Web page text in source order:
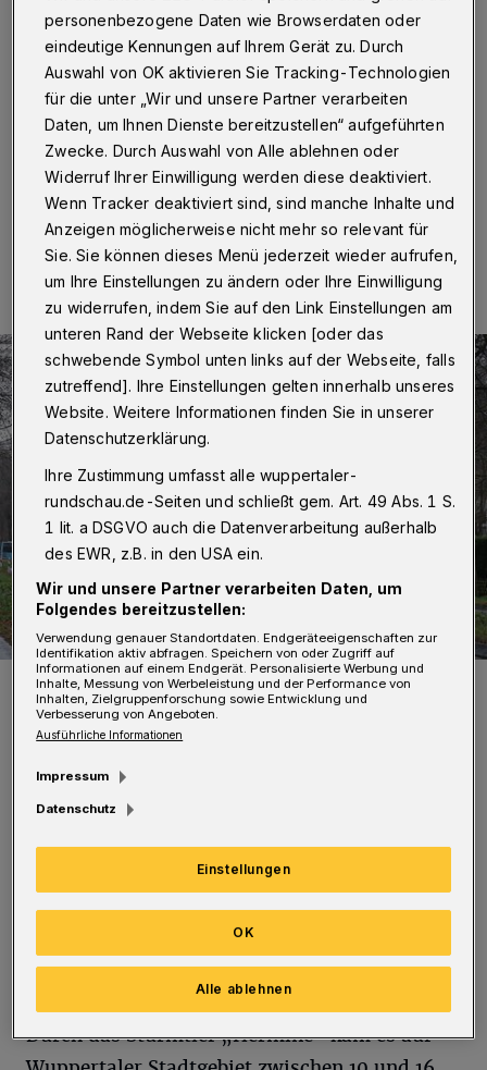
Wuppertal· Am Sonntagnachmittag (27. Dezember
2020) musste die Parkstraße in Ronsdorf für rund eine
Stunde voll gesperrt werden. Kurz vor bzw. hinter dem
TSV-Sportplatz drohte ein Baum auf die Fahrbahn zu
stürzen.
27.12.2020 , 16:48 Uhr Eine Minute Lesezeit
Einsatz auf den Südhöhen.
Foto: Christoph Petersen
Ein großer Ast war bereits auf eine
Stromleitung gefallen. Der Löschzug
Hahnerberg der Freiwilligen Feuerwehr
beseitigte die Gefahr mit Hilfe einer
Drehleiter.
Durch das Sturmtief „Hermine“ kam es auf
personenbezogene Daten wie Browserdaten oder
eindeutige Kennungen auf Ihrem Gerät zu. Durch
Auswahl von OK aktivieren Sie Tracking-Technologien
für die unter „Wir und unsere Partner verarbeiten
Daten, um Ihnen Dienste bereitzustellen“ aufgeführten
Zwecke. Durch Auswahl von Alle ablehnen oder
Widerruf Ihrer Einwilligung werden diese deaktiviert.
Wenn Tracker deaktiviert sind, sind manche Inhalte und
Anzeigen möglicherweise nicht mehr so relevant für
Sie. Sie können dieses Menü jederzeit wieder aufrufen,
um Ihre Einstellungen zu ändern oder Ihre Einwilligung
zu widerrufen, indem Sie auf den Link Einstellungen am
unteren Rand der Webseite klicken [oder das
schwebende Symbol unten links auf der Webseite, falls
zutreffend]. Ihre Einstellungen gelten innerhalb unseres
Website. Weitere Informationen finden Sie in unserer
Datenschutzerklärung.
Ihre Zustimmung umfasst alle wuppertaler-
rundschau.de-Seiten und schließt gem. Art. 49 Abs. 1 S.
1 lit. a DSGVO auch die Datenverarbeitung außerhalb
des EWR, z.B. in den USA ein.
Wir und unsere Partner verarbeiten Daten, um
Folgendes bereitzustellen:
Verwendung genauer Standortdaten. Endgeräteeigenschaften zur
Identifikation aktiv abfragen. Speichern von oder Zugriff auf
Informationen auf einem Endgerät. Personalisierte Werbung und
Inhalte, Messung von Werbeleistung und der Performance von
Inhalten, Zielgruppenforschung sowie Entwicklung und
Verbesserung von Angeboten.
Ausführliche Informationen
Impressum
Datenschutz
Einstellungen
Alle ablehnen
OK